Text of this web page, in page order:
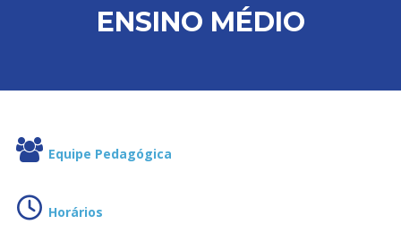
ENSINO MÉDIO
Equipe Pedagógica
Horários